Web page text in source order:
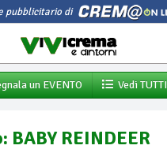
pubblicitario di
un EVENTO
Vedi TUTTI
BABY REINDEER